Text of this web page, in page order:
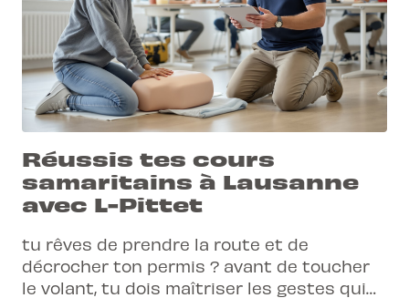
Réussis tes cours
samaritains à Lausanne
avec L-Pittet
tu rêves de prendre la route et de
décrocher ton permis ? avant de toucher
le volant, tu dois maîtriser les gestes qui